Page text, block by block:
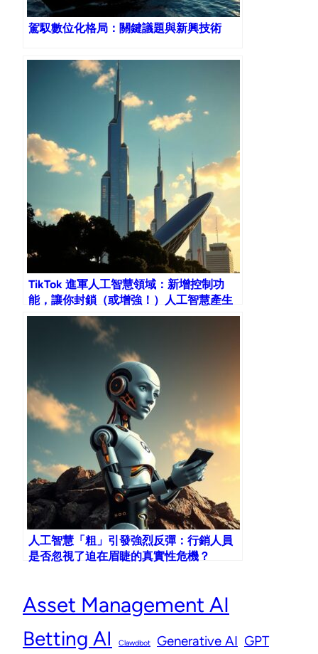
駕馭數位化格局：關鍵議題與新興技術
TikTok 進軍人工智慧領域：新增控制功
能，讓你封鎖（或增強！）人工智慧產生
的內容
人工智慧「粗」引發強烈反彈：行銷人員
是否忽視了迫在眉睫的真實性危機？
Asset Management AI
Betting AI Clawdbot Generative AI GPT